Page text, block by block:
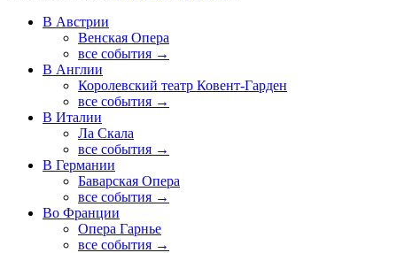
В Австрии
Венская Опера
все события →
В Англии
Королевский театр Ковент-Гарден
все события →
В Италии
Ла Скала
все события →
В Германии
Баварская Опера
все события →
Во Франции
Опера Гарнье
все события →